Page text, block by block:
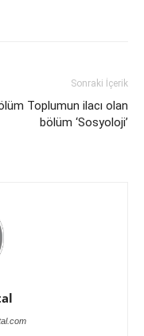
Sonraki İçerik
Toplumun ilacı olan
bölüm ‘Sosyoloji’